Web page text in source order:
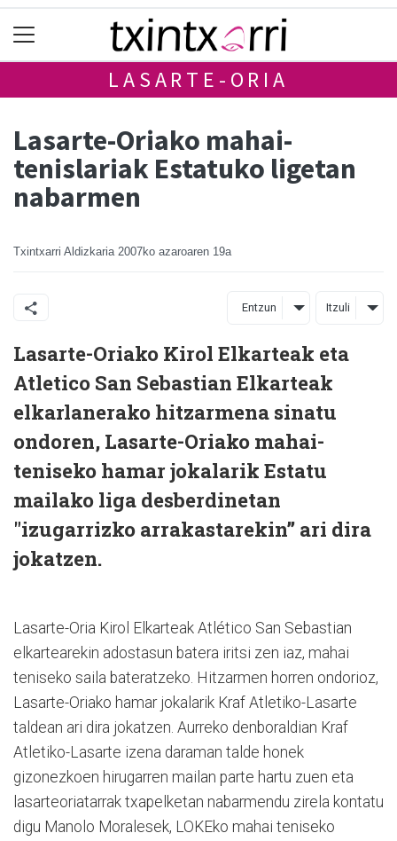
LASARTE-ORIA
Lasarte-Oriako mahai-
tenislariak Estatuko ligetan
nabarmen
Txintxarri Aldizkaria 2007ko azaroaren 19a
Entzun Itzuli
Lasarte-Oriako Kirol Elkarteak eta
Atletico San Sebastian Elkarteak
elkarlanerako hitzarmena sinatu
ondoren, Lasarte-Oriako mahai-
teniseko hamar jokalarik Estatu
mailako liga desberdinetan
"izugarrizko arrakastarekin” ari dira
jokatzen.
Lasarte-Oria Kirol Elkarteak Atlético San Sebastian
elkartearekin adostasun batera iritsi zen iaz, mahai
teniseko saila bateratzeko. Hitzarmen horren ondorioz,
Lasarte-Oriako hamar jokalarik Kraf Atletiko-Lasarte
taldean ari dira jokatzen. Aurreko denboraldian Kraf
Atletiko-Lasarte izena daraman talde honek
gizonezkoen hirugarren mailan parte hartu zuen eta
lasarteoriatarrak txapelketan nabarmendu zirela kontatu
digu Manolo Moralesek, LOKEko mahai teniseko